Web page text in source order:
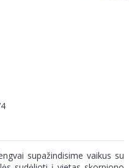
supažindisime vaikus su